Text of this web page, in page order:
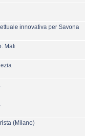
innovativa per Savona
Mali
(Milano)